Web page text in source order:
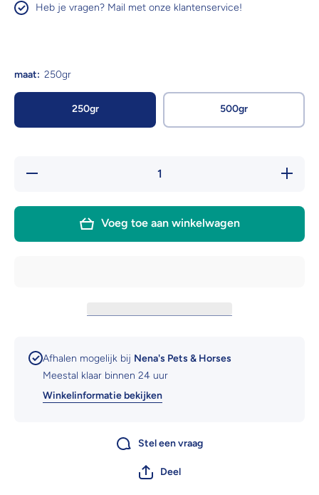
Heb je vragen? Mail met onze klantenservice!
maat: 250gr
250gr 500gr
Hoeveelheid
Verhoog
Voeg toe aan winkelwagen
Afhalen mogelijk bij Nena's Pets & Horses
Meestal klaar binnen 24 uur
Winkelinformatie bekijken
Stel een vraag
Deel